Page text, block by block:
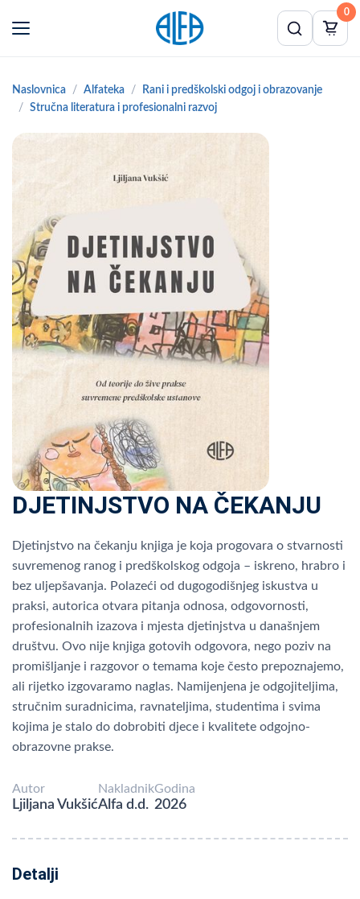
0
Naslovnica Alfateka
Rani i predškolski odgoj i obrazovanje
Stručna literatura i profesionalni razvoj
DJETINJSTVO NA ČEKANJU
Djetinjstvo na čekanju knjiga je koja progovara o stvarnosti
suvremenog ranog i predškolskog odgoja – iskreno, hrabro i
bez uljepšavanja. Polazeći od dugogodišnjeg iskustva u
praksi, autorica otvara pitanja odnosa, odgovornosti,
profesionalnih izazova i mjesta djetinjstva u današnjem
društvu. Ovo nije knjiga gotovih odgovora, nego poziv na
promišljanje i razgovor o temama koje često prepoznajemo,
ali rijetko izgovaramo naglas. Namijenjena je odgojiteljima,
stručnim suradnicima, ravnateljima, studentima i svima
kojima je stalo do dobrobiti djece i kvalitete odgojno-
obrazovne prakse.
Autor
Ljiljana Vukšić
Nakladnik
Alfa d.d.
Godina
2026
Detalji